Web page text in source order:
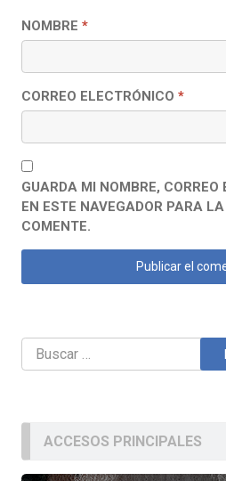
NOMBRE *
CORREO ELECTRÓNICO *
GUARDA MI NOMBRE, CORREO
EN ESTE NAVEGADOR PARA
COMENTE.
Buscar:
ACCESOS PRINCIPALES